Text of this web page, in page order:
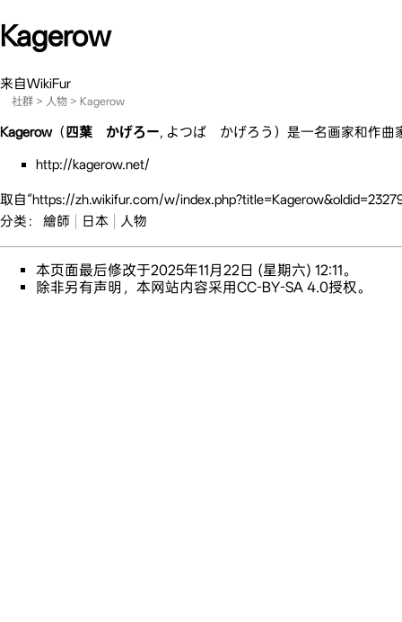
Kagerow
来自WikiFur
社群> 人物> Kagerow
Kagerow（四葉 かげろー, よつば かげろう ）是一名画家和作曲
http://kagerow.net/
取自“https://zh.wikifur.com/w/
分类 ： 繪師 日本 人物
本页面最后修改于2025年11月22日 (星期六) 12:11。
除非另有声明，本网站内容采用CC-BY-SA 4.0授权。